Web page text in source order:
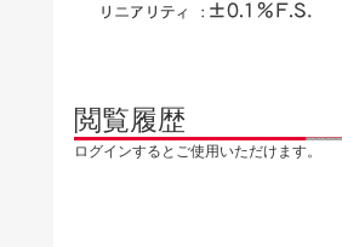
閲覧履歴
ログインするとご使用いただけます。